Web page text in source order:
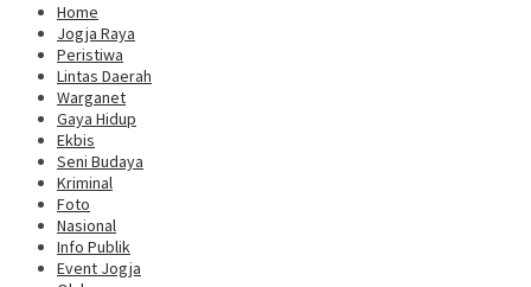
Home
Jogja Raya
Peristiwa
Lintas Daerah
Warganet
Gaya Hidup
Ekbis
Seni Budaya
Kriminal
Foto
Nasional
Info Publik
Event Jogja